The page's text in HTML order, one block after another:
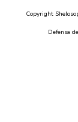
Copyright
Defensa